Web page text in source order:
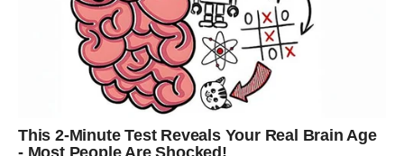
ujednačenu smjesu.
Pečenje:
Pripremljenu smjesu sipajte u nauljen kalup
dimenzija 20×30 cm.
25 minuta, ili dok kolač ne dobije zlatno-smeđu